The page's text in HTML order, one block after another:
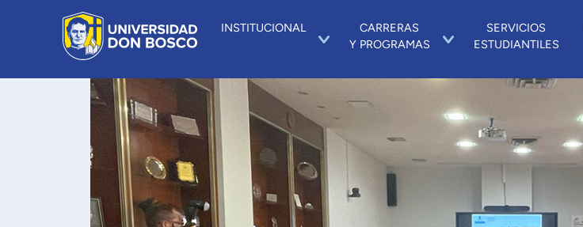
INSTITUCIONAL
CARRERAS
Y PROGRAMAS
SERVICIOS
ESTUDIANTILES